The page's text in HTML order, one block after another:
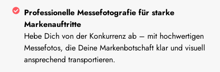
Professionelle Messefotografie für starke
Markenauftritte
Hebe Dich von der Konkurrenz ab – mit hochwertigen
Messefotos, die Deine Markenbotschaft klar und visuell
ansprechend transportieren.